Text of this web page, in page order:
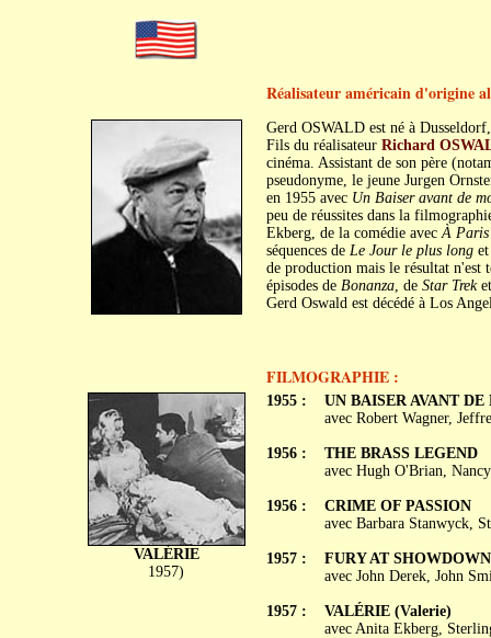
Réalisateur américain d'origine
Gerd OSWALD est né à
Fils du réalisateur Richard
cinéma. Assistant de son père
pseudonyme, le jeune Jurgen
en 1955 avec Un Baiser avant de
peu de réussites dans la
Ekberg, de la comédie avecÀ Paris
séquences de Le Jour le plus longet
de production mais le résultat n'est
épisodes de Bonanza, de Star Trek
Gerd Oswald est décédé à Los
FILMOGRAPHIE :
VALÉRIE
1957)
1955 :
1956 :
1956 :
1957 :
1957 :
UN BAISER AVANT
avec Robert Wagner,
THE BRASS LEGEND
avec Hugh O'Brian,
CRIME OF PASSION
avec Barbara Stanwyck,
FURY AT SHOWDOWN
avec John Derek, John
VALÉRIE (Valerie)
avec Anita Ekberg,